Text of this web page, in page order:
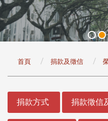
首頁 捐款及徵信
捐款方式 捐款徵信